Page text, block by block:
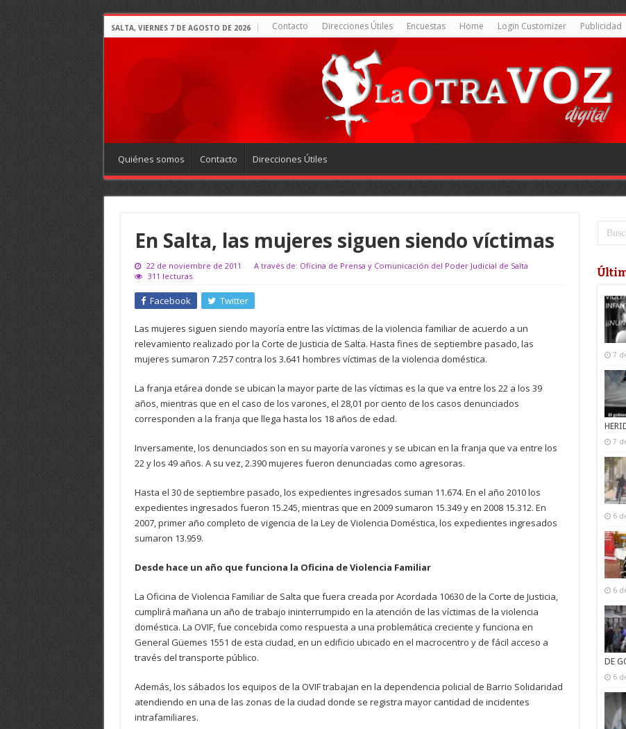
SALTA, VIERNES 7 DE AGOSTO DE 2026 Contacto Direcciones Útiles Encuestas Home Login Customizer Publicidad
Quiénes somos Contacto Direcciones Útiles
En Salta, las mujeres siguen siendo víctimas
22 de noviembre de 2011
A través de: Oficina de Prensa y Comunicación del Poder Judicial de Salta
311 lecturas
Facebook Twitter
Las mujeres siguen siendo mayoría entre las víctimas de la violencia familiar de acuerdo a un
relevamiento realizado por la Corte de Justicia de Salta. Hasta fines de septiembre pasado, las
mujeres sumaron 7.257 contra los 3.641 hombres víctimas de la violencia doméstica.
La franja etárea donde se ubican la mayor parte de las víctimas es la que va entre los 22 a los 39
años, mientras que en el caso de los varones, el 28,01 por ciento de los casos denunciados
corresponden a la franja que llega hasta los 18 años de edad.
Inversamente, los denunciados son en su mayoría varones y se ubican en la franja que va entre los
22 y los 49 años. A su vez, 2.390 mujeres fueron denunciadas como agresoras.
Hasta el 30 de septiembre pasado, los expedientes ingresados suman 11.674. En el año 2010 los
expedientes ingresados fueron 15.245, mientras que en 2009 sumaron 15.349 y en 2008 15.312. En
2007, primer año completo de vigencia de la Ley de Violencia Doméstica, los expedientes ingresados
sumaron 13.959.
Desde hace un año que funciona la Oficina de Violencia Familiar
La Oficina de Violencia Familiar de Salta que fuera creada por Acordada 10630 de la Corte de Justicia,
cumplirá mañana un año de trabajo ininterrumpido en la atención de las víctimas de la violencia
doméstica. La OVIF, fue concebida como respuesta a una problemática creciente y funciona en
General Güemes 1551 de esta ciudad, en un edificio ubicado en el macrocentro y de fácil acceso a
través del transporte público.
Además, los sábados los equipos de la OVIF trabajan en la dependencia policial de Barrio Solidaridad
atendiendo en una de las zonas de la ciudad donde se registra mayor cantidad de incidentes
intrafamiliares.
7
7
6
6
DE
6